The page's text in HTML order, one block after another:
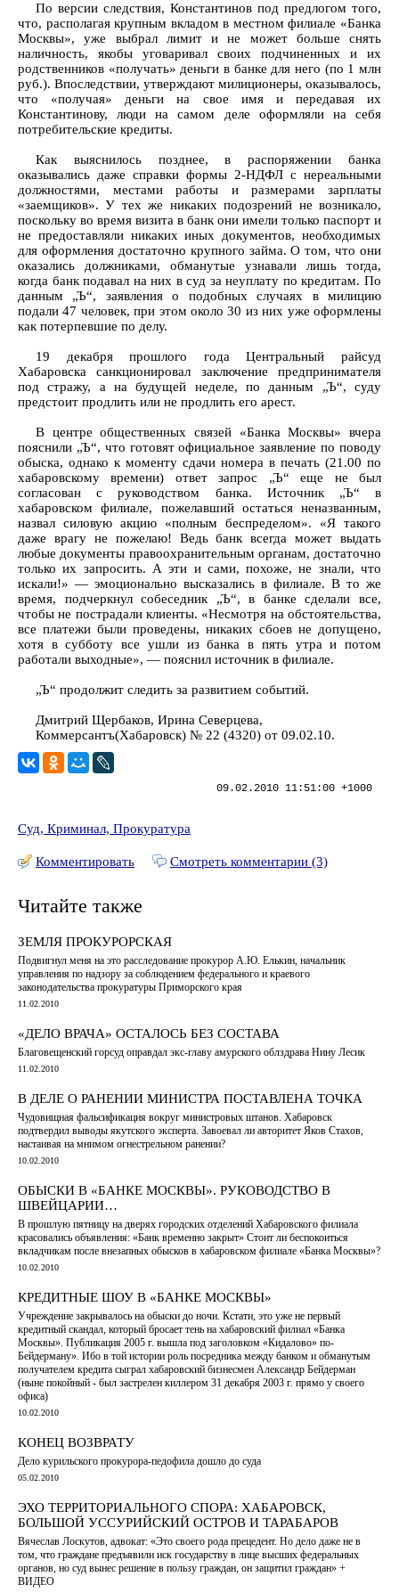
По версии следствия, Константинов под предлогом того,
что, располагая крупным вкладом в местном филиале «Банка
Москвы», уже выбрал лимит и не может больше снять
наличность, якобы уговаривал своих подчиненных и их
родственников «получать» деньги в банке для него (по 1 млн
руб.). Впоследствии, утверждают милиционеры, оказывалось,
что «получая» деньги на свое имя и передавая их
Константинову, люди на самом деле оформляли на себя
потребительские кредиты.
Как выяснилось позднее, в распоряжении банка
оказывались даже справки формы 2-НДФЛ с нереальными
должностями, местами работы и размерами зарплаты
«заемщиков». У тех же никаких подозрений не возникало,
поскольку во время визита в банк они имели только паспорт и
не предоставляли никаких иных документов, необходимых
для оформления достаточно крупного займа. О том, что они
оказались должниками, обманутые узнавали лишь тогда,
когда банк подавал на них в суд за неуплату по кредитам. По
данным „Ъ“, заявления о подобных случаях в милицию
подали 47 человек, при этом около 30 из них уже оформлены
как потерпевшие по делу.
19 декабря прошлого года Центральный райсуд
Хабаровска санкционировал заключение предпринимателя
под стражу, а на будущей неделе, по данным „Ъ“, суду
предстоит продлить или не продлить его арест.
В центре общественных связей «Банка Москвы» вчера
пояснили „Ъ“, что готовят официальное заявление по поводу
обыска, однако к моменту сдачи номера в печать (21.00 по
хабаровскому времени) ответ запрос „Ъ“ еще не был
согласован с руководством банка. Источник „Ъ“ в
хабаровском филиале, пожелавший остаться неназванным,
назвал силовую акцию «полным беспределом». «Я такого
даже врагу не пожелаю! Ведь банк всегда может выдать
любые документы правоохранительным органам, достаточно
только их запросить. А эти и сами, похоже, не знали, что
искали!» — эмоционально высказались в филиале. В то же
время, подчеркнул собеседник „Ъ“, в банке сделали все,
чтобы не пострадали клиенты. «Несмотря на обстоятельства,
все платежи были проведены, никаких сбоев не допущено,
хотя в субботу все ушли из банка в пять утра и потом
работали выходные», — пояснил источник в филиале.
„Ъ“ продолжит следить за развитием событий.
Дмитрий Щербаков, Ирина Северцева,
Коммерсантъ(Хабаровск) № 22 (4320) от 09.02.10.
09.02.2010 11:51:00 +1000
Суд, Криминал, Прокуратура
Комментировать Смотреть комментарии (3)
Читайте также
ЗЕМЛЯ ПРОКУРОРСКАЯ
Подвигнул меня на это расследование прокурор А.Ю. Елькин, начальник
управления по надзору за соблюдением федерального и краевого
законодательства прокуратуры Приморского края
11.02.2010
«ДЕЛО ВРАЧА» ОСТАЛОСЬ БЕЗ СОСТАВА
Благовещенский горсуд оправдал экс-главу амурского облздрава Нину Лесик
11.02.2010
В ДЕЛЕ О РАНЕНИИ МИНИСТРА ПОСТАВЛЕНА ТОЧКА
Чудовищная фальсификация вокруг министровых штанов. Хабаровск
подтвердил выводы якутского эксперта. Завоевал ли авторитет Яков Стахов,
настаивая на мнимом огнестрельном ранении?
10.02.2010
ОБЫСКИ В «БАНКЕ МОСКВЫ». РУКОВОДСТВО В
ШВЕЙЦАРИИ…
В прошлую пятницу на дверях городских отделений Хабаровского филиала
красовались объявления: «Банк временно закрыт» Стоит ли беспокоиться
вкладчикам после внезапных обысков в хабаровском филиале «Банка Москвы»?
10.02.2010
КРЕДИТНЫЕ ШОУ В «БАНКЕ МОСКВЫ»
Учреждение закрывалось на обыски до ночи. Кстати, это уже не первый
кредитный скандал, который бросает тень на хабаровский филиал «Банка
Москвы». Публикация 2005 г. вышла под заголовком «Кидалово» по-
Бейдерману». Ибо в той истории роль посредника между банком и обманутым
получателем кредита сыграл хабаровский бизнесмен Александр Бейдерман
(ныне покойный - был застрелен киллером 31 декабря 2003 г. прямо у своего
офиса)
10.02.2010
КОНЕЦ ВОЗВРАТУ
Дело курильского прокурора-педофила дошло до суда
05.02.2010
ЭХО ТЕРРИТОРИАЛЬНОГО СПОРА: ХАБАРОВСК,
БОЛЬШОЙ УССУРИЙСКИЙ ОСТРОВ И ТАРАБАРОВ
Вячеслав Лоскутов, адвокат: «Это своего рода прецедент. Но дело даже не в
том, что граждане предъявили иск государству в лице высших федеральных
органов, но суд вынес решение в пользу граждан, он защитил граждан» +
ВИДЕО